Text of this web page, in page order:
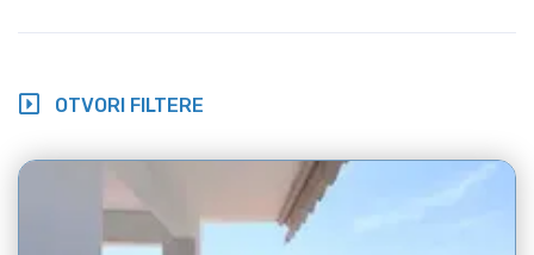
OTVORI FILTERE